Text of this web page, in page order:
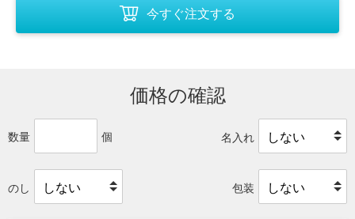
今すぐ注文する
価格の確認
数量 個 名入れ
のし 包装